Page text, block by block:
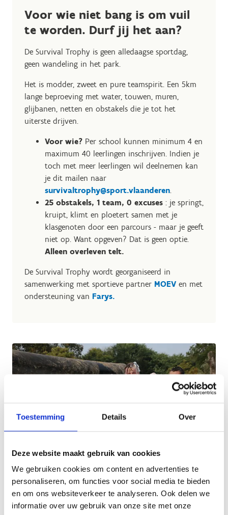
Toestemming Details Over
Deze website maakt gebruik van cookies
We gebruiken cookies om content en advertenties te
personaliseren, om functies voor social media te bieden
en om ons websiteverkeer te analyseren. Ook delen we
informatie over uw gebruik van onze site met onze
Voor wie niet bang is om vuil
te worden. Durf jij het aan?
De Survival Trophy is geen alledaagse sportdag,
geen wandeling in het park.
Het is modder, zweet en pure teamspirit. Een 5km
lange beproeving met water, touwen, muren,
glijbanen, netten en obstakels die je tot het
uiterste drijven.
Voor wie? Per school kunnen minimum 4 en
maximum 40 leerlingen inschrijven. Indien je
toch met meer leerlingen wil deelnemen kan
je dit mailen naar
survivaltrophy@sport.vlaanderen.
25 obstakels, 1 team, 0 excuses : je springt,
kruipt, klimt en ploetert samen met je
klasgenoten door een parcours - maar je geeft
niet op. Want opgeven? Dat is geen optie.
Alleen overleven telt.
De Survival Trophy wordt georganiseerd in
samenwerking met sportieve partner MOEV en met
ondersteuning van Farys.
Overtuigd? Schrijf je school